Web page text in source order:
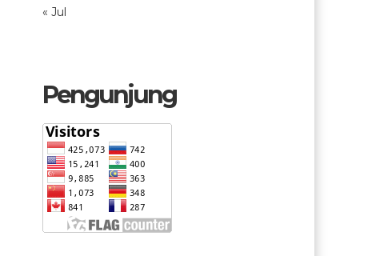
« Jul
Pengunjung